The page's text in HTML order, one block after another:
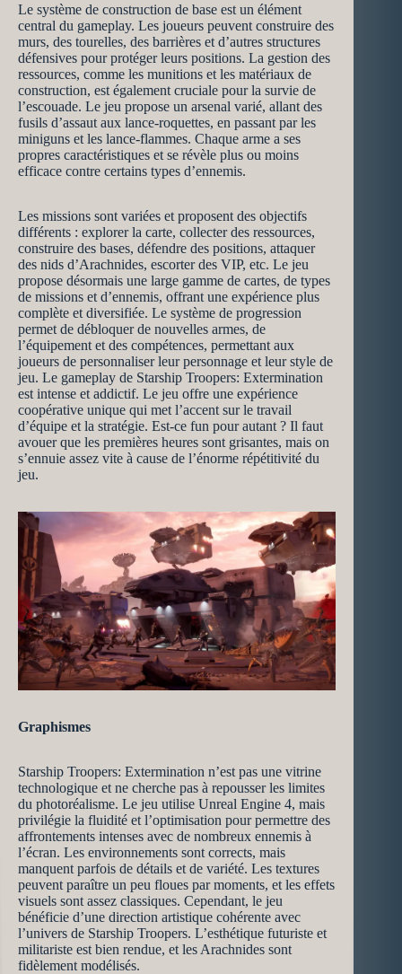
Le système de construction de base est un élément
central du gameplay. Les joueurs peuvent construire des
murs, des tourelles, des barrières et d’autres structures
défensives pour protéger leurs positions. La gestion des
ressources, comme les munitions et les matériaux de
construction, est également cruciale pour la survie de
l’escouade. Le jeu propose un arsenal varié, allant des
fusils d’assaut aux lance-roquettes, en passant par les
miniguns et les lance-flammes. Chaque arme a ses
propres caractéristiques et se révèle plus ou moins
efficace contre certains types d’ennemis.
Les missions sont variées et proposent des objectifs
différents : explorer la carte, collecter des ressources,
construire des bases, défendre des positions, attaquer
des nids d’Arachnides, escorter des VIP, etc. Le jeu
propose désormais une large gamme de cartes, de types
de missions et d’ennemis, offrant une expérience plus
complète et diversifiée. Le système de progression
permet de débloquer de nouvelles armes, de
l’équipement et des compétences, permettant aux
joueurs de personnaliser leur personnage et leur style de
jeu. Le gameplay de Starship Troopers: Extermination
est intense et addictif. Le jeu offre une expérience
coopérative unique qui met l’accent sur le travail
d’équipe et la stratégie. Est-ce fun pour autant ? Il faut
avouer que les premières heures sont grisantes, mais on
s’ennuie assez vite à cause de l’énorme répétitivité du
jeu.
Graphismes
Starship Troopers: Extermination n’est pas une vitrine
technologique et ne cherche pas à repousser les limites
du photoréalisme. Le jeu utilise Unreal Engine 4, mais
privilégie la fluidité et l’optimisation pour permettre des
affrontements intenses avec de nombreux ennemis à
l’écran. Les environnements sont corrects, mais
manquent parfois de détails et de variété. Les textures
peuvent paraître un peu floues par moments, et les effets
visuels sont assez classiques. Cependant, le jeu
bénéficie d’une direction artistique cohérente avec
l’univers de Starship Troopers. L’esthétique futuriste et
militariste est bien rendue, et les Arachnides sont
fidèlement modélisés.